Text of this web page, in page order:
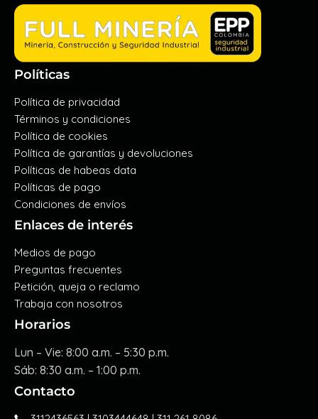
Políticas
Política de privacidad
Términos y condiciones
Política de cookies
Política de garantías y devoluciones
Políticas de habeas data
Políticas de pago
Condiciones de envíos
Enlaces de interés
Medios de pago
Preguntas frecuentes
Petición, queja o reclamo
Trabaja con nosotros
Horarios
Lun – Vie: 8:00 a.m. – 5:30 p.m.
Sáb: 8:30 a.m. – 1:00 p.m.
Contacto